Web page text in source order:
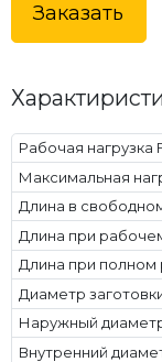
Заказать
Рабочая нагрузка
Максимальная
Длина в
Длина при
Длина при полном
Диаметр
Наружный
Внутренний